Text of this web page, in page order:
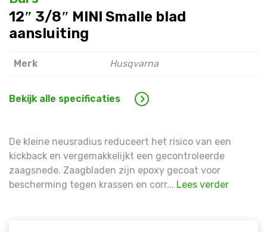
Warning
line1609
line1609
12″ 3/8″ MINI Smalle blad
aansluiting
Merk Husqvarna
Bekijk alle specificaties
De kleine neusradius reduceert het risico van een
kickback en vergemakkelijkt een gecontroleerde
zaagsnede. Zaagbladen zijn epoxy gecoat voor
bescherming tegen krassen en corr... Lees verder